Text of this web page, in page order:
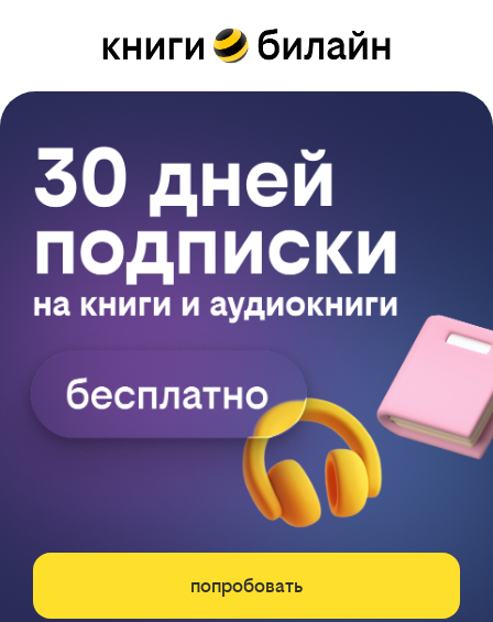
попробовать